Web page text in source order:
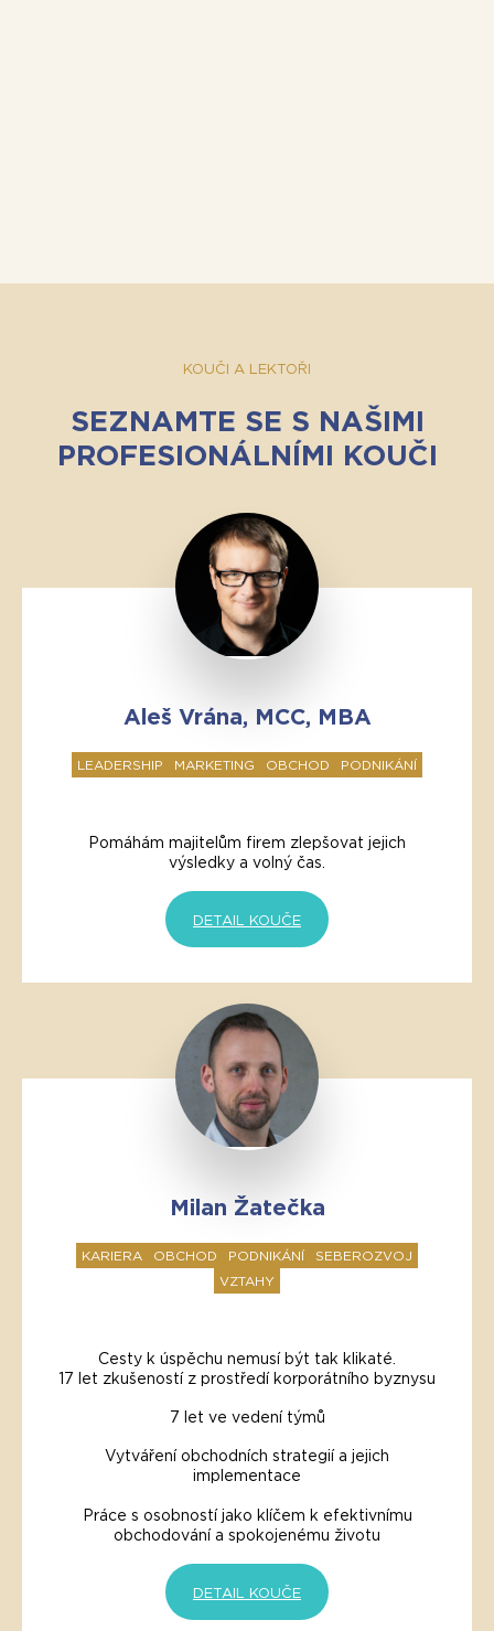
KOUČI A LEKTOŘI
SEZNAMTE SE S NAŠIMI
PROFESIONÁLNÍMI KOUČI
Aleš Vrána, MCC, MBA
LEADERSHIP MARKETING OBCHOD PODNIKÁNÍ
Pomáhám majitelům firem zlepšovat jejich
výsledky a volný čas.
DETAIL KOUČE
Milan Žatečka
KARIERA OBCHOD PODNIKÁNÍ
SEBEROZVOJ
VZTAHY
Cesty k úspěchu nemusí být tak klikaté.
17 let zkušeností z prostředí korporátního byznysu
7 let ve vedení týmů
Vytváření obchodních strategií a jejich
implementace
Práce s osobností jako klíčem k efektivnímu
obchodování a spokojenému životu
DETAIL KOUČE